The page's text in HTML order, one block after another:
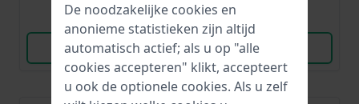
Vergelijk
Bekijk Product
Bekijk Product
De noodzakelijke cookies en
anonieme statistieken zijn altijd
automatisch actief; als u op "alle
cookies accepteren" klikt, accepteert
u ook de optionele cookies. Als u zelf